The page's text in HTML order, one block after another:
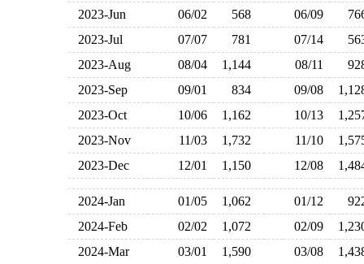
2023-Jun
06/02 568 06/09
2023-Jul
07/07 781 07/14
2023-Aug
08/04 1,144 08/11
2023-Sep
09/01 834 09/08
2023-Oct
10/06 1,162 10/13
2023-Nov
11/03 1,732 11/10
2023-Dec
12/01 1,150 12/08
2024-Jan 01/05 1,062 01/12
2024-Feb
02/02 1,072 02/09
2024-Mar
03/01 1,590 03/08